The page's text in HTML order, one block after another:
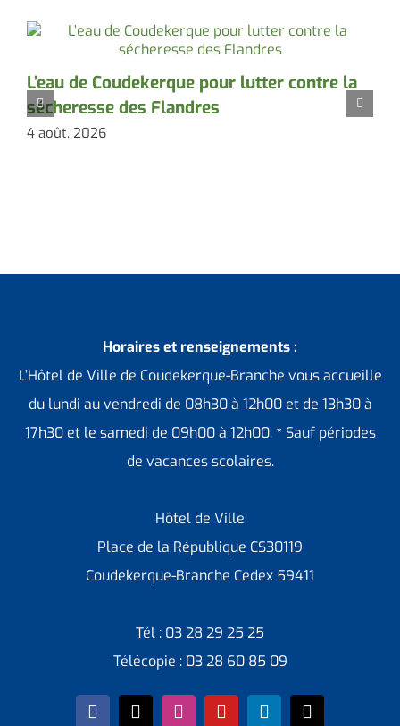
L’eau de Coudekerque pour lutter contre la
sécheresse des Flandres
4 août, 2026
Horaires et renseignements :
L’Hôtel de Ville de Coudekerque-Branche vous accueille
du lundi au vendredi de 08h30 à 12h00 et de 13h30 à
17h30 et le samedi de 09h00 à 12h00. * Sauf périodes
de vacances scolaires.
Hôtel de Ville
Place de la République CS30119
Coudekerque-Branche Cedex 59411
Tél : 03 28 29 25 25
Télécopie : 03 28 60 85 09